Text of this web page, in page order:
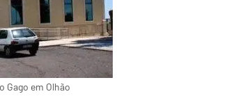
Gago em Olhão